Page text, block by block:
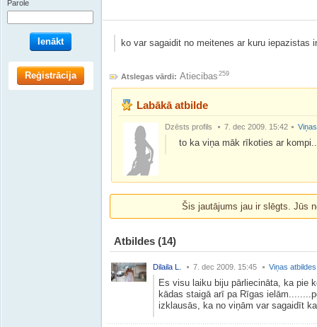
ko var sagaidit no meitenes ar kuru iepazistas
Atslegas vārdi: Atiecibas 259
Labākā atbilde
Dzēsts profils 7. dec 2009. 15:42
to ka viņa māk rīkoties ar
Šis jautājums jau ir slēgts. Jūs
Atbildes (14)
Dilaila L. 7. dec 2009. 15:45 Viņas atbildes
Es visu laiku biju pārliecināta, ka pie
kādas staigā arī pa Rīgas
izklausās, ka no viņām var sagaidīt
Parole
Ienākt
Reģistrācija